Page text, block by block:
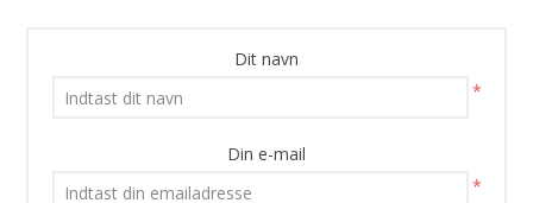
Dit navn
*
Din e-mail
*